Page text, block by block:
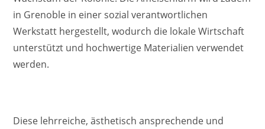
in Grenoble in einer sozial verantwortlichen
Werkstatt hergestellt, wodurch die lokale Wirtschaft
unterstützt und hochwertige Materialien verwendet
werden.
Diese lehrreiche, ästhetisch ansprechende und